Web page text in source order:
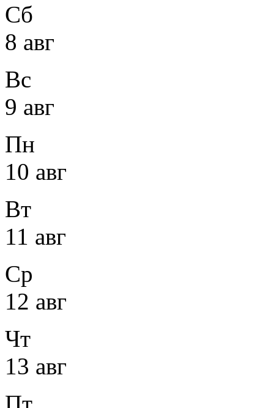
Сб
8 авг
Вс
9 авг
Пн
10 авг
Вт
11 авг
Ср
12 авг
Чт
13 авг